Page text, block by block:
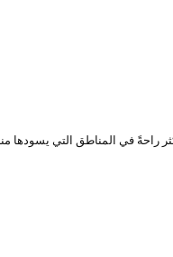
راحةً في المناطق التي